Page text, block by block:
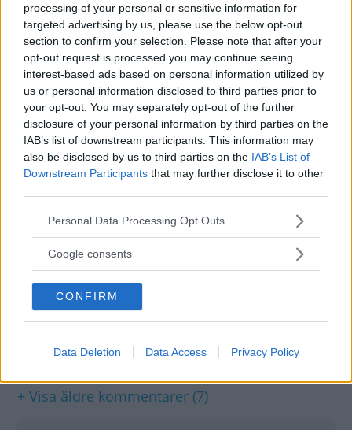
processing of your personal or sensitive information for
targeted advertising by us, please use the below opt-out
section to confirm your selection. Please note that after your
opt-out request is processed you may continue seeing
interest-based ads based on personal information utilized by
us or personal information disclosed to third parties prior to
your opt-out. You may separately opt-out of the further
disclosure of your personal information by third parties on the
IAB’s list of downstream participants. This information may
also be disclosed by us to third parties on the IAB’s List of
Downstream Participants that may further disclose it to other
Please note that this website/app uses one or more Google
not limited to your visit or usage behaviour. You may click to
use your data for below specified purposes in below Google
consent section.
Personal Data Processing Opt Outs
Google consents
CONFIRM
Data Deletion Data Access Privacy Policy
MISSA INTE KOMMANDE ARTIKLAR OM
NYHETER
Få vårt nyhetsbrev utan kostnad
personuppgiftspolicy.
ÄMNEN I ARTIKELN
Nyheter
KOMMENTARER
+ Visa äldre kommentarer (7)